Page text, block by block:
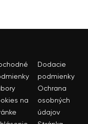
Dodacie
podmienky
na
Ochrana
osobných
údajov